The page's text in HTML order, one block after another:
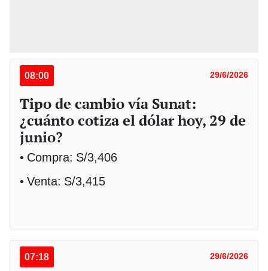
08:00 29/6/2026
Tipo de cambio vía Sunat:
¿cuánto cotiza el dólar hoy, 29 de
junio?
• Compra: S/3,406
• Venta: S/3,415
07:18 29/6/2026